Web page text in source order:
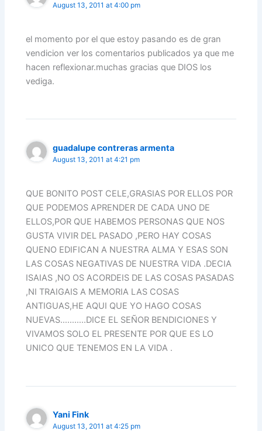
August 13, 2011 at 4:00 pm
el momento por el que estoy pasando es de gran
vendicion ver los comentarios publicados ya que me
hacen reflexionar.muchas gracias que DIOS los
vediga.
guadalupe contreras armenta
August 13, 2011 at 4:21 pm
QUE BONITO POST CELE,GRASIAS POR ELLOS POR
QUE PODEMOS APRENDER DE CADA UNO DE
ELLOS,POR QUE HABEMOS PERSONAS QUE NOS
GUSTA VIVIR DEL PASADO ,PERO HAY COSAS
QUENO EDIFICAN A NUESTRA ALMA Y ESAS SON
LAS COSAS NEGATIVAS DE NUESTRA VIDA .DECIA
ISAIAS ,NO OS ACORDEIS DE LAS COSAS PASADAS
,NI TRAIGAIS A MEMORIA LAS COSAS
ANTIGUAS,HE AQUI QUE YO HAGO COSAS
NUEVAS………..DICE EL SEÑOR BENDICIONES Y
VIVAMOS SOLO EL PRESENTE POR QUE ES LO
UNICO QUE TENEMOS EN LA VIDA .
Yani Fink
August 13, 2011 at 4:25 pm